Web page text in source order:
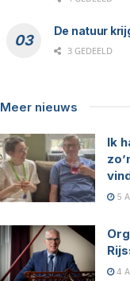
De natuur
3 GEDEELD
Meer nieuws
Ik
5
4